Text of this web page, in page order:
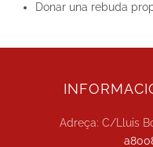
Donar una rebuda
Adreça: C/Lluis